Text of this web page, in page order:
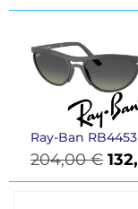
Ray-Ban RB4453
204,00€